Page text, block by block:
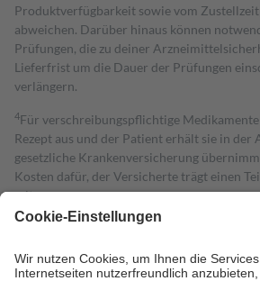
Produktverfügbarkeit sowie vom
abweichen. Darüber hinaus können
Prüfungen, die zu deiner
Lieferfrist um die Dauer der Prüfungen
verlängern.
4Für verschreibungspflichtige
Rezept aus und der Patient erhält sie in der
gesetzliche Krankenversicherung
Kosten dafür, der Versicherte trägt einen
mit.
Grundsätzlich leisten Mitglieder
höchstens zehn Euro.
Es sind jedoch nie
Kosten der Leistung zu entrichten.